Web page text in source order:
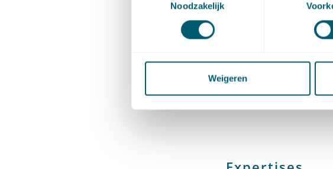
Noodzakelijk
Weigeren
Hannover,
litigation- &